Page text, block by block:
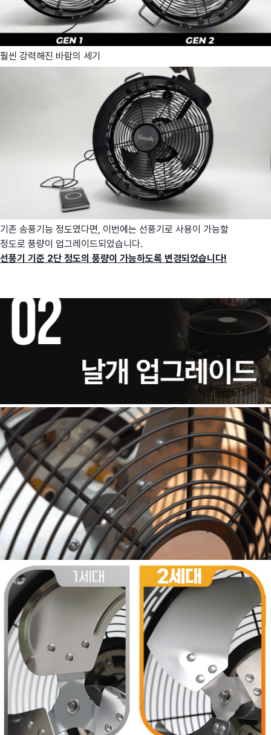
훨씬 강력해진 바람의 세기
기존 송풍기능 정도였다면, 이번에는 선풍기로 사용이 가능할
정도로 풍량이 업그레이드되었습니다.
선풍기 기준 2단 정도의 풍량이 가능하도록 변경되었습니다!